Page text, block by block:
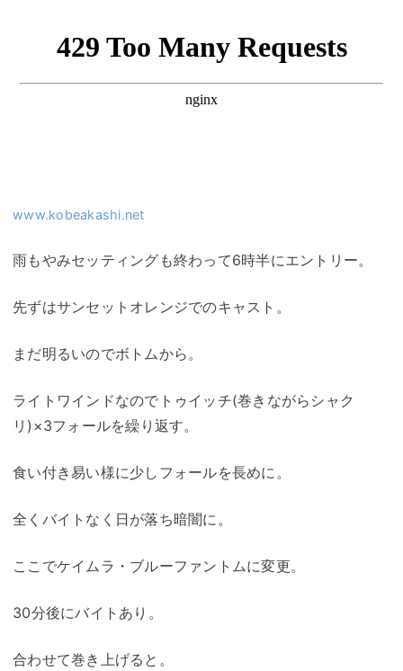
www.kobeakashi.net
雨もやみセッティングも終わって6時半にエントリー。
先ずはサンセットオレンジでのキャスト。
まだ明るいのでボトムから。
ライトワインドなのでトゥイッチ(巻きながらシャク
リ)×3フォールを繰り返す。
食い付き易い様に少しフォールを長めに。
全くバイトなく日が落ち暗闇に。
ここでケイムラ・ブルーファントムに変更。
30分後にバイトあり。
合わせて巻き上げると。